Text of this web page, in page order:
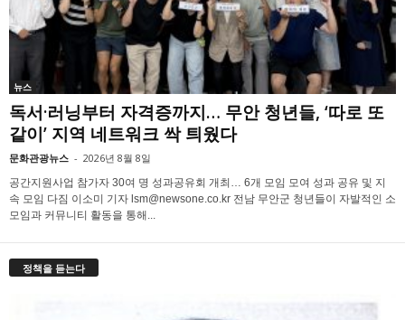
뉴스
독서·러닝부터 자격증까지… 무안 청년들, ‘따로 또
같이’ 지역 네트워크 싹 틔웠다
문화관광뉴스 - 2026년 8월 8일
공간지원사업 참가자 30여 명 성과공유회 개최… 6개 모임 모여 성과 공유 및 지
속 모임 다짐 이소미 기자 lsm@newsone.co.kr 전남 무안군 청년들이 자발적인 소
모임과 커뮤니티 활동을 통해...
정책을 듣는다